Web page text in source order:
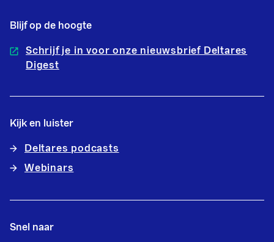
Blijf op de hoogte
Schrijf je in voor onze nieuwsbrief Deltares
Digest
Kijk en luister
Deltares podcasts
Webinars
Snel naar